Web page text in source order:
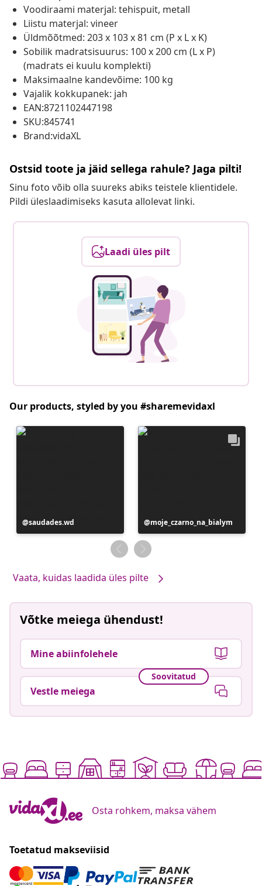
Voodiraami materjal: tehispuit, metall
Liistu materjal: vineer
Üldmõõtmed: 203 x 103 x 81 cm (P x L x K)
Sobilik madratsisuurus: 100 x 200 cm (L x P)
(madrats ei kuulu komplekti)
Maksimaalne kandevõime: 100 kg
Vajalik kokkupanek: jah
EAN:8721102447198
SKU:845741
Brand:vidaXL
Ostsid toote ja jäid sellega rahule? Jaga pilti!
Sinu foto võib olla suureks abiks teistele klientidele.
Pildi üleslaadimiseks kasuta allolevat linki.
Laadi üles pilt
Our products, styled by you #sharemevidaxl
Postitus
avaldatud
saudades.wd
Postitus
avaldatud
moje_czarno_na_bialym
Vaata, kuidas laadida üles pilte
Võtke meiega ühendust!
Mine abiinfolehele
Soovitatud
Vestle meiega
Osta rohkem, maksa vähem
Toetatud makseviisid